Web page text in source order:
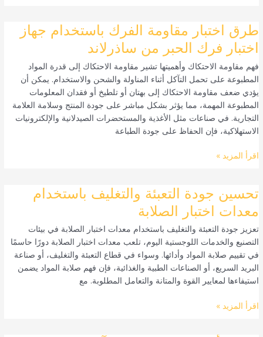
طرق اختبار مقاومة الفرك باستخدام جهاز
اختبار فرك الحبر من ساذرلاند
فهم مقاومة الاحتكاك وأهميتها تشير مقاومة الاحتكاك إلى قدرة المواد
المطبوعة على تحمل التآكل أثناء المناولة والشحن والاستخدام. يمكن أن
يؤدي ضعف مقاومة الاحتكاك إلى بهتان أو تلطيخ أو فقدان المعلومات
المطبوعة المهمة، مما يؤثر بشكل مباشر على جودة المنتج وسلامة العلامة
التجارية. في صناعات مثل الأغذية والمستحضرات الصيدلانية والإلكترونيات
الاستهلاكية، فإن الحفاظ على جودة الطباعة
طرق
اختبار
مقاومة
الفرك
باستخدام
جهاز
اختبار
فرك
الحبر
ساذرلاند
اقرأ المزيد »
تحسين جودة التعبئة والتغليف باستخدام
معدات اختبار الصلابة
تعزيز جودة التعبئة والتغليف باستخدام معدات اختبار الصلابة في بيئات
التصنيع والخدمات اللوجستية اليوم، تلعب معدات اختبار الصلابة دورًا حاسمًا
في تقييم صلابة المواد وأدائها. وسواء في قطاع التعبئة والتغليف، أو صناعة
البريد السريع، أو الصناعات الطبية والغذائية، فإن فهم صلابة المواد يضمن
استيفاءها لمعايير القوة والمتانة والتعامل المطلوبة. مع
تحسين
التعبئة
والتغليف
باستخدام
معدات
اختبار
الصلابة
اقرأ المزيد »